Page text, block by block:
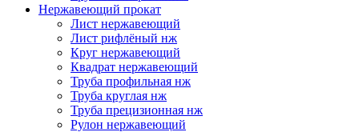
Нержавеющий прокат
Лист нержавеющий
Лист рифлёный нж
Круг нержавеющий
Квадрат нержавеющий
Труба профильная нж
Труба круглая нж
Труба прецизионная нж
Рулон нержавеющий